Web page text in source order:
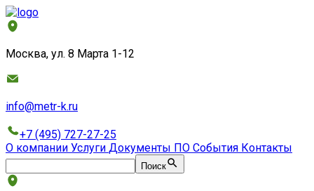
Москва, ул. 8 Марта 1-12
info@metr-k.ru
+7 (495) 727-27-25
О компании Услуги Документы ПО События Контакты
Поиск